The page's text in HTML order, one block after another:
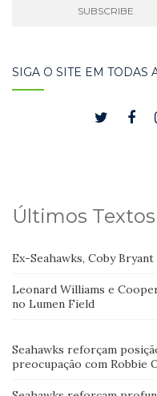
SIGA O SITE EM TODAS
Últimos Textos
Ex-Seahawks, Coby
Leonard Williams e
no Lumen Field
Seahawks reforçam
preocupação com Robbie